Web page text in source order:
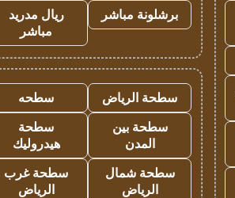
برشلونة مباشر
ريال مدريد
مباشر
سطحة الرياض
سطحه
سطحة بين
المدن
سطحة
هيدروليك
سطحة شمال
الرياض
سطحة غرب
الرياض